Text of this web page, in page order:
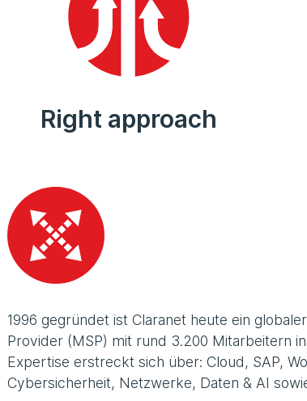
Right approach
1996 gegründet ist Claranet heute ein
Provider (MSP) mit rund 3.200 Mitarbeitern
Expertise erstreckt sich über: Cloud, SAP,
Cybersicherheit, Netzwerke, Daten & AI